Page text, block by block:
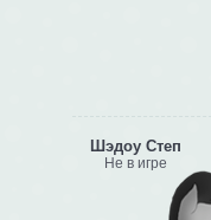
Шэдоу Степ
Не в игре